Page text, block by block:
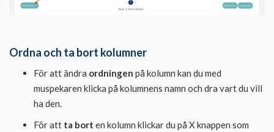
Ordna och ta bort kolumner
För attändra ordningen på kolumn kan du med
muspekaren klicka på kolumnens namn och dra vart du vill
ha den.
För att ta bort en kolumn klickar du på X knappen som